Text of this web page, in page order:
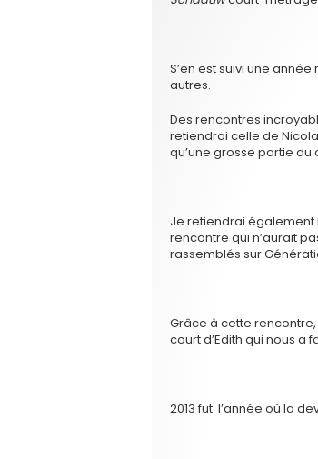
S’en est suivi une
autres.
Des rencontres
retiendrai celle de
qu’une grosse partie du
Je retiendrai
rencontre qui n’aurait
rassemblés sur
Grâce à cette
court d’Edith qui nous a
2013 fut l’année où la